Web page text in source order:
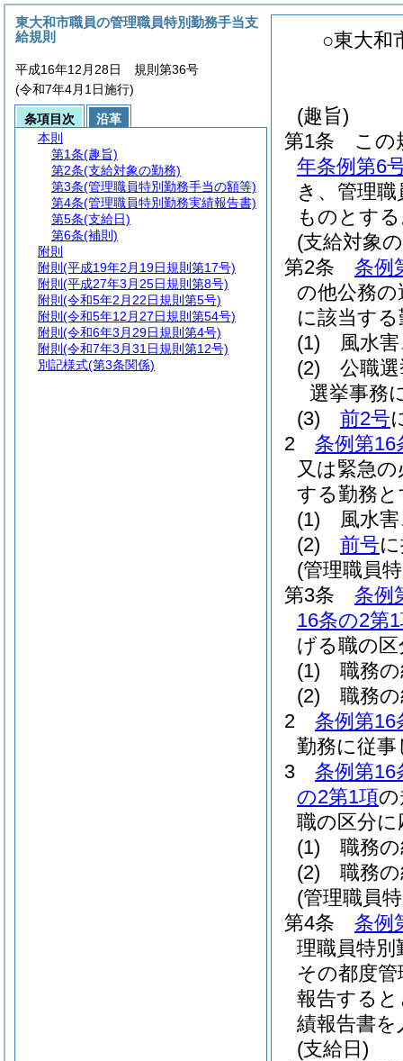
○東大和
(趣旨)
第1条
この
年条例第6
き、管理
ものとす
(支給対象
第2条
条例
の他公務
に該当す
(1)
風水
(2)
公職
選挙事務
(3)
前2号
2
条例第16
又は緊急
する勤務
(1)
風水
(2)
前号
(管理職員
第3条
条例
16条の2第
げる職の
(1)
職務
(2)
職務
2
条例第16
勤務に従
3
条例第16
の2第1項
職の区分に
(1)
職務
(2)
職務
(管理職員
第4条
条例
理職員特
その都度
報告する
績報告書
(支給日)
東大和市職員の管理職員特別勤務手当支
給規則
平成16年12月28日 規則第36号
(令和7年4月1日施行)
条項目次
沿革
本則
第1条(趣旨)
第2条(支給対象の勤務)
第3条(管理職員特別勤務手当の額等)
第4条(管理職員特別勤務実績報告書)
第5条(支給日)
第6条(補則)
附則
附則 (平成19年2月19日規則第17号)
附則 (平成27年3月25日規則第8号)
附則 (令和5年2月22日規則第5号)
附則 (令和5年12月27日規則第54号)
附則 (令和6年3月29日規則第4号)
附則 (令和7年3月31日規則第12号)
別記様式(第3条関係)